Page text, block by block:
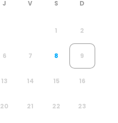
1 2
6 7 8 9
13 14 15 16
20 21 22 23